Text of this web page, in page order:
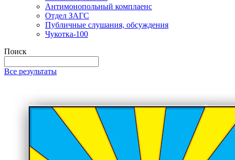
Антимонопольный комплаенс
Отдел ЗАГС
Публичные слушания, обсуждения
Чукотка-100
Поиск
Все результаты